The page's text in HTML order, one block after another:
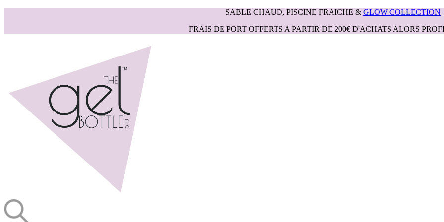
SABLE CHAUD, PISCINE FRAICHE & GLOW COLLECTION
FRAIS DE PORT OFFERTS A PARTIR DE 200€ D'ACHATS ALORS